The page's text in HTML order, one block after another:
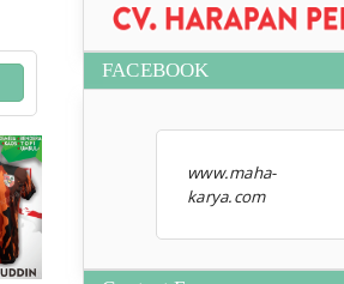
FACEBOOK
www.maha-
karya.com